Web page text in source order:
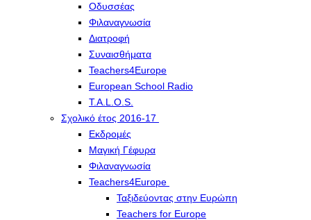
Οδυσσέας
Φιλαναγνωσία
Διατροφή
Συναισθήματα
Teachers4Europe
European School Radio
T.A.L.O.S.
Σχολικό έτος 2016-17
Εκδρομές
Μαγική Γέφυρα
Φιλαναγνωσία
Teachers4Europe
Ταξιδεύοντας στην Ευρώπη
Teachers for Europe